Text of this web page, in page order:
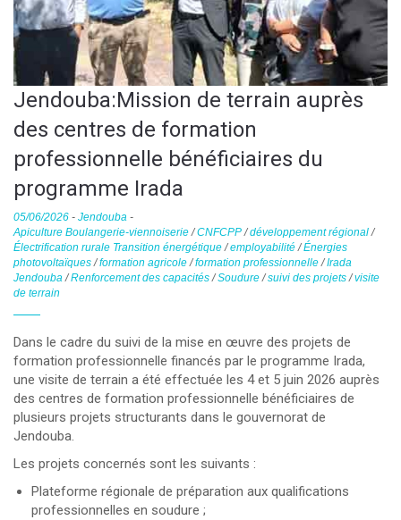
Jendouba:Mission de terrain auprès
des centres de formation
professionnelle bénéficiaires du
programme Irada
05/06/2026 - Jendouba -
Apiculture Boulangerie-viennoiserie/CNFCPP/développement régional/
Électrification rurale Transition énergétique/employabilité/Énergies
photovoltaïques/formation agricole/formation professionnelle/Irada
Jendouba/Renforcement des capacités/Soudure/suivi des projets/visite
de terrain
Dans le cadre du suivi de la mise en œuvre des projets de
formation professionnelle financés par le programme Irada,
une visite de terrain a été effectuée les 4 et 5 juin 2026 auprès
des centres de formation professionnelle bénéficiaires de
plusieurs projets structurants dans le gouvernorat de
Jendouba.
Les projets concernés sont les suivants :
Plateforme régionale de préparation aux qualifications
professionnelles en soudure ;